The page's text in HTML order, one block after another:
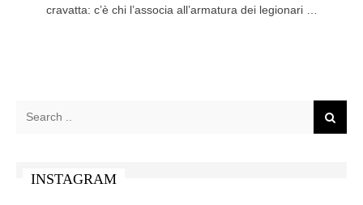
cravatta: c’è chi l’associa all’armatura dei legionari …
INSTAGRAM